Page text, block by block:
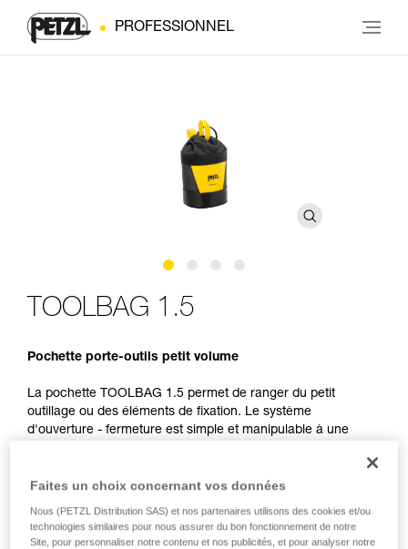
PROFESSIONNEL
TOOLBAG 1.5
Pochette porte-outils petit volume
La pochette TOOLBAG 1.5 permet de ranger du petit
outillage ou des éléments de fixation. Le système
d'ouverture - fermeture est simple et manipulable à une
harnais et améliore l'accessibilité à la pochette. Sa
quotidien sans craindre l'usure.
Faites un choix concernant vos données
Nous (PETZL Distribution SAS) et nos partenaires utilisons des cookies et/ou
technologies similaires pour nous assurer du bon fonctionnement de notre
Site, pour personnaliser notre contenu et nos publicités, et pour analyser notre